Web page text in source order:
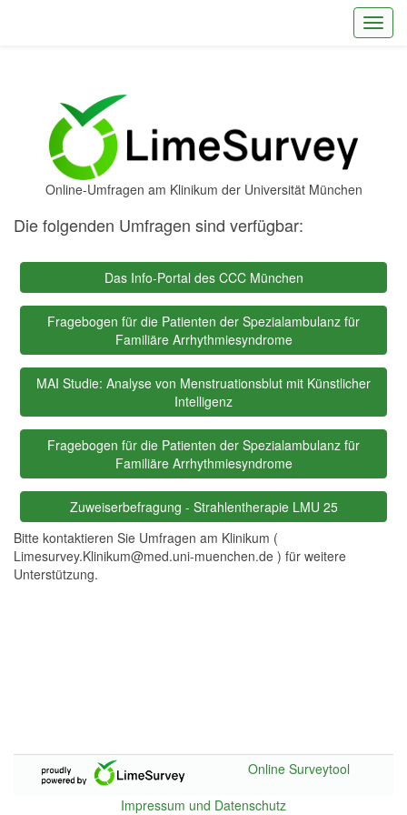
Online-Umfragen am Klinikum der Universität München
Die folgenden Umfragen sind verfügbar:
Das Info-Portal des CCC München
Fragebogen für die Patienten der Spezialambulanz für
Familiäre Arrhythmiesyndrome
MAI Studie: Analyse von Menstruationsblut mit Künstlicher
Intelligenz
Fragebogen für die Patienten der Spezialambulanz für
Familiäre Arrhythmiesyndrome
Zuweiserbefragung - Strahlentherapie LMU 25
Bitte kontaktieren Sie Umfragen am Klinikum (
Limesurvey.Klinikum@med.uni-muenchen.de ) für weitere
Unterstützung.
Online Surveytool
Impressum und Datenschutz